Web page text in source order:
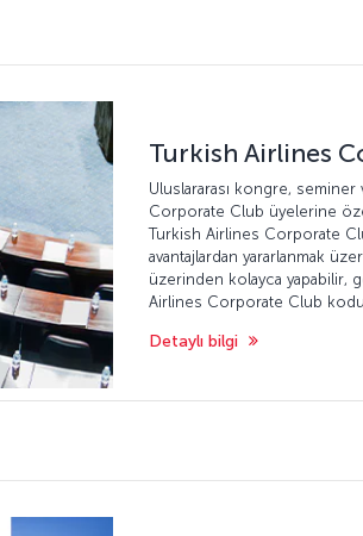
Turkish Airlines
Uluslararası kongre,
Corporate Club üyelerine
Turkish Airlines Corporate
avantajlardan yararlanmak
üzerinden kolayca yapabilir,
Airlines Corporate Club
Detaylı bilgi